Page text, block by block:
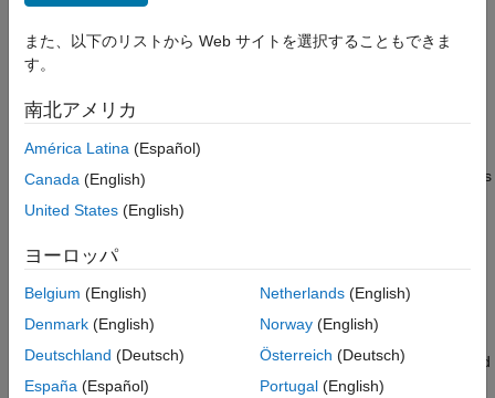
Sources
External Translational Velocity Source
(PB)
ON THIS PAGE
Ports
Extended Capabilities
Version History
Libraries:
Description
TheExternal Translational Velocity Source (PB)
block represents
velocity regardless of the load at the connected port.
PortRis a position-based translational conserving port. Specify
the velocity at physical signal portS. A positive signal at port
applies a positive velocity to the network at portR
The block logs the variable
, which represents the force applied
at portRto generate the specified velocity. A positive force
また、以下のリストから Web サイトを選択することもできま
す。
南北アメリカ
América Latina (Español)
Canada (English)
United States (English)
ヨーロッパ
Belgium (English)
Denmark (English)
Deutschland (Deutsch)
España (Español)
Netherlands(English)
Norway(English)
Österreich (Deutsch)
Portugal(English)